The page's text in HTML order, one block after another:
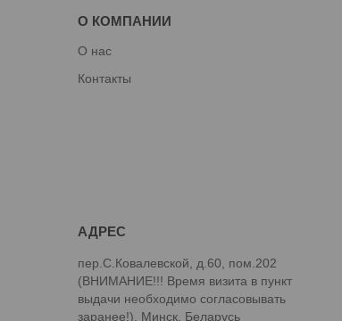
О КОМПАНИИ
О нас
Контакты
пер.С.Ковалевской, д.60, пом.202
(ВНИМАНИЕ!!! Время визита в пункт
выдачи необходимо согласовывать
заранее!), Минск, Беларусь